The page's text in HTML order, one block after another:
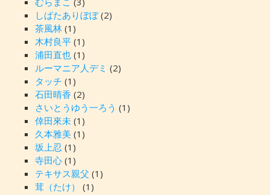
しばたありぼぼ(2)
茶風林(1)
木村良平(1)
浦田直也(1)
ルーマニア人デミ (2)
タッチ (1)
石田晴香 (2)
さいとうゆう一ろう (1)
倖田來未(1)
久本雅美(1)
坂上忍 (1)
寺田心(1)
テキサス親父 (1)
茸（たけ）
(1)